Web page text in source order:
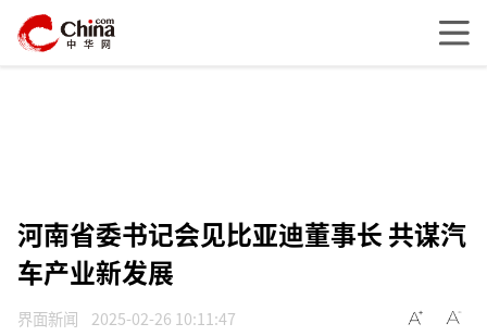
河南省委书记会见比亚迪董事长 共谋汽
车产业新发展
界面新闻 2025-02-26 10:11:47